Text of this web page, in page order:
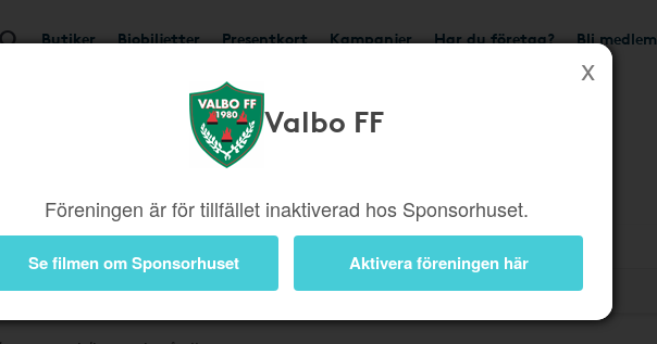
Butiker Biobiljetter Presentkort Kampanjer Har du företag? Bli medlem
Valbo FF
Föreningen är för tillfället inaktiverad hos Sponsorhuset.
Se filmen om Sponsorhuset Aktivera föreningen här
Ger 5,5%
Information